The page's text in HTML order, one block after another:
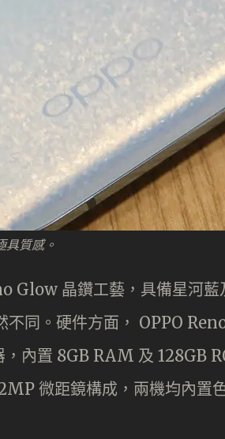
質感。
Glow 晶鑽工藝，具備星河
同。硬件方面， OPPO
內置 8GB RAM 及 128GB
微距鏡構成，兩機均內置